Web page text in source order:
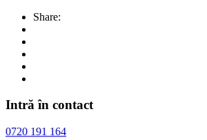
Share:
Intră în contact
0720 191 164